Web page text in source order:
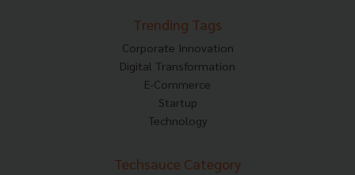
Trending Tags
Corporate Innovation
Digital Transformation
E-Commerce
Startup
Technology
Techsauce Category